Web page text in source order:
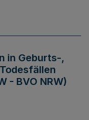
in Geburts-,
- BVO NRW)